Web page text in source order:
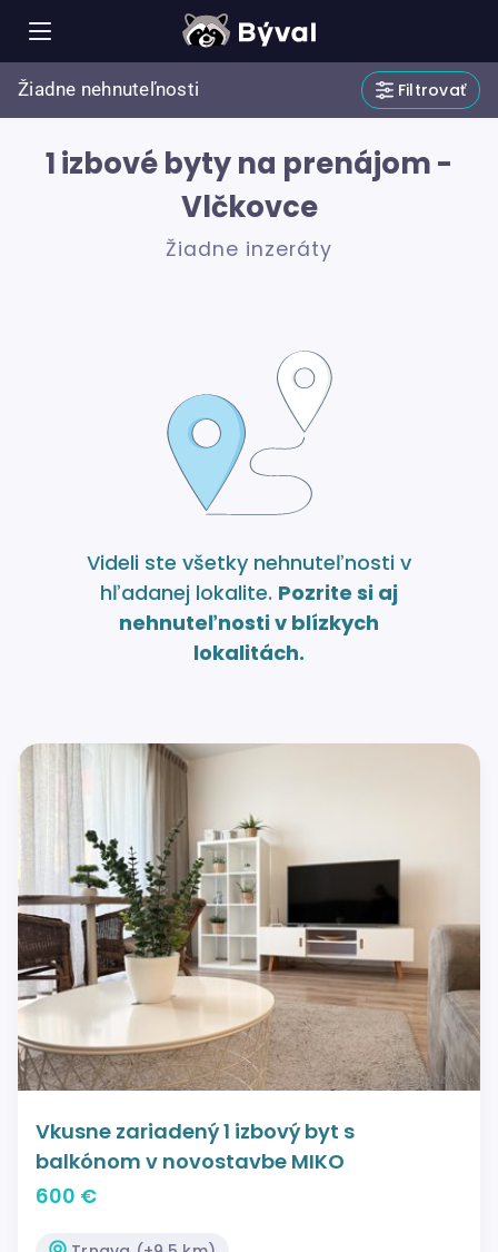
Žiadne nehnuteľnosti Filtrovať
1 izbové byty na prenájom -
Vlčkovce
Žiadne inzeráty
Videli ste všetky nehnuteľnosti v
hľadanej lokalite. Pozrite si aj
nehnuteľnosti v blízkych
lokalitách.
Vkusne zariadený 1 izbový byt s
balkónom v novostavbe MIKO
600 €